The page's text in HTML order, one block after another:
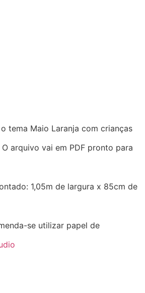
tema Maio Laranja com crianças
arquivo vai em PDF pronto para
1,05m de largura x 85cm de
se utilizar papel de